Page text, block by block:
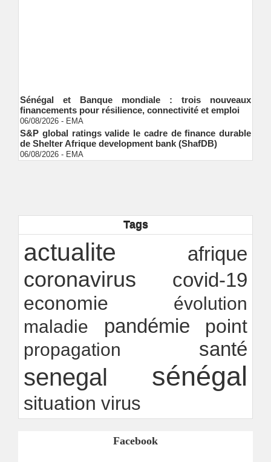
Sénégal et Banque mondiale : trois nouveaux
financements pour résilience, connectivité et emploi
06/08/2026 -EMA
S&P global ratings valide le cadre de finance durable
de Shelter Afrique development bank (ShafDB)
06/08/2026 -EMA
Industrialisation verte au Sénégal : comment
transparence locale, impact national
Ndakhté M. GAYE
innovation
24/07/2026 -Ndakhté M. GAYE
Tags
actualite afrique
coronavirus covid-19
economie
évolution
maladie
pandémie point
propagation santé
senegal sénégal
situation virus
Facebook